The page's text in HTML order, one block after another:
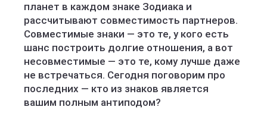
планет в каждом знаке Зодиака и
рассчитывают совместимость партнеров.
Совместимые знаки — это те, у кого есть
шанс построить долгие отношения, а вот
несовместимые — это те, кому лучше даже
не встречаться. Сегодня поговорим про
последних — кто из знаков является
вашим полным антиподом?